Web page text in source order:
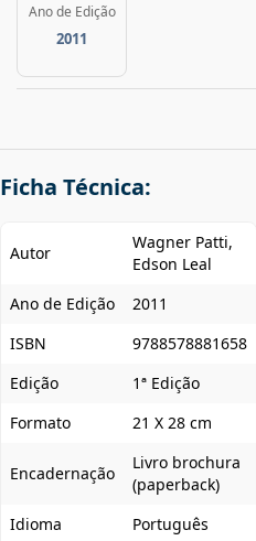
Ano de Edição
2011
Ficha Técnica:
Autor
Wagner Patti,
Edson Leal
Ano de Edição
2011
ISBN
9788578881658
Edição
1ª Edição
Formato
21 X 28 cm
Encadernação
Livro brochura
(paperback)
Idioma
Português